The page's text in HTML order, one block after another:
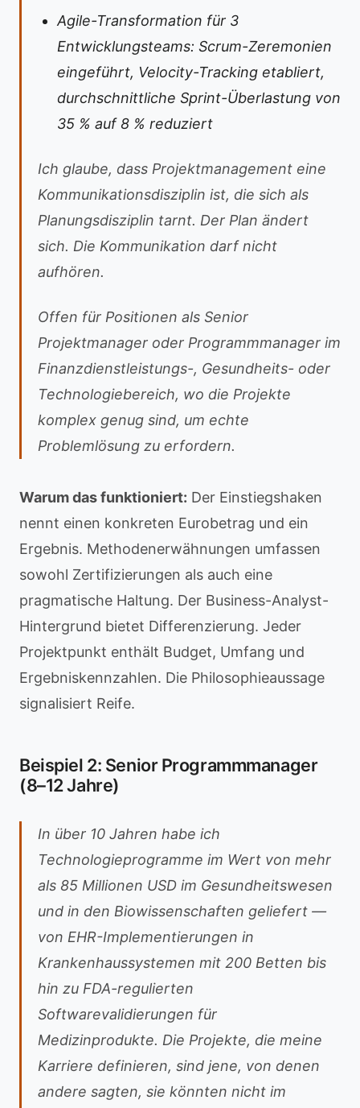
Agile-Transformation für 3
Entwicklungsteams: Scrum-Zeremonien
eingeführt, Velocity-Tracking etabliert,
durchschnittliche Sprint-Überlastung von
35 % auf 8 % reduziert
Ich glaube, dass Projektmanagement eine
Kommunikationsdisziplin ist, die sich als
Planungsdisziplin tarnt. Der Plan ändert
sich. Die Kommunikation darf nicht
aufhören.
Offen für Positionen als Senior
Projektmanager oder Programmmanager im
Finanzdienstleistungs-, Gesundheits- oder
Technologiebereich, wo die Projekte
komplex genug sind, um echte
Problemlösung zu erfordern.
Warum das funktioniert: Der Einstiegshaken
nennt einen konkreten Eurobetrag und ein
Ergebnis. Methodenerwähnungen umfassen
sowohl Zertifizierungen als auch eine
pragmatische Haltung. Der Business-Analyst-
Hintergrund bietet Differenzierung. Jeder
Projektpunkt enthält Budget, Umfang und
Ergebniskennzahlen. Die Philosophieaussage
signalisiert Reife.
Beispiel 2: Senior Programmmanager
(8–12 Jahre)
In über 10 Jahren habe ich
Technologieprogramme im Wert von mehr
als 85 Millionen USD im Gesundheitswesen
und in den Biowissenschaften geliefert —
von EHR-Implementierungen in
Krankenhaussystemen mit 200 Betten bis
hin zu FDA-regulierten
Softwarevalidierungen für
Medizinprodukte. Die Projekte, die meine
Karriere definieren, sind jene, von denen
andere sagten, sie könnten nicht im